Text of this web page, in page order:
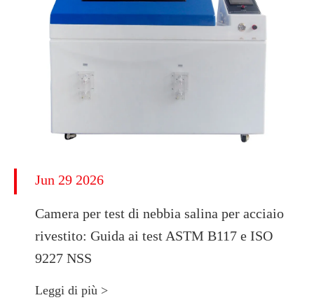
Jun 29 2026
Camera per test di nebbia salina per acciaio
rivestito: Guida ai test ASTM B117 e ISO
9227 NSS
Leggi di più >